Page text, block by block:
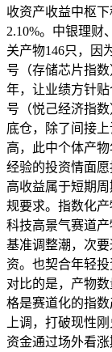
收资产收益中枢下
2.10%。中银理财
关产物146只，因
号（存储芯片指
年，让业绩方针
号（悦己经济指
底仓，除了间接
高，此中个体产
经验的投资情面
高收益属于短期
规要求。指数化
科技高景气赛道
基准调整潮，次
资。也契合年轻
对比的是，产物
格是赛道化的指
上调，打破现性
资金通过场外看